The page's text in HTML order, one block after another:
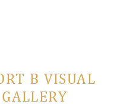
В VISUAL